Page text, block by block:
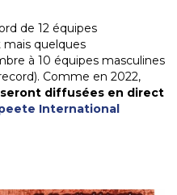
de 12 équipes
quelques
à 10 équipes masculines
Comme en 2022,
diffusées en direct
International